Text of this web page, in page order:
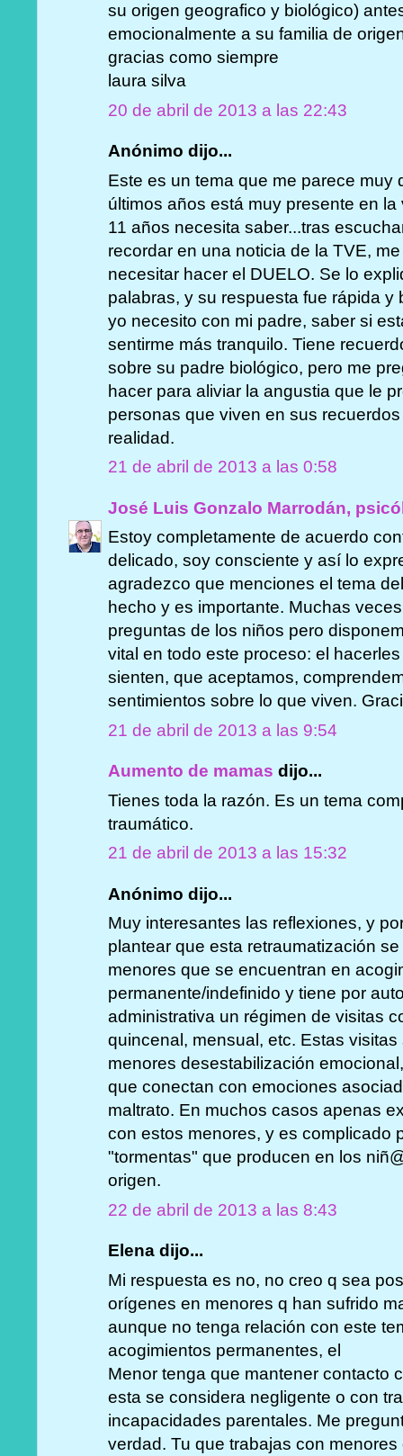
su origen geografico y biológico)
emocionalmente a su familia de
gracias como siempre
laura silva
20 de abril de 2013 a las 22:43
Anónimo dijo...
Este es un tema que me parece muy
últimos años está muy presente en
11 años necesita saber...tras
recordar en una noticia de la TVE,
necesitar hacer el DUELO. Se lo
palabras, y su respuesta fue rápida y
yo necesito con mi padre, saber si
sentirme más tranquilo. Tiene
sobre su padre biológico, pero me
hacer para aliviar la angustia que le
personas que viven en sus
realidad.
21 de abril de 2013 a las 0:58
José Luis Gonzalo Marrodán,
Estoy completamente de acuerdo
delicado, soy consciente y así lo
agradezco que menciones el tema
hecho y es importante. Muchas
preguntas de los niños pero
vital en todo este proceso: el
sienten, que aceptamos,
sentimientos sobre lo que viven.
21 de abril de 2013 a las 9:54
Aumento de mamas dijo...
Tienes toda la razón. Es un tema
traumático.
21 de abril de 2013 a las 15:32
Anónimo dijo...
Muy interesantes las reflexiones, y
plantear que esta retraumatización
menores que se encuentran en
permanente/indefinido y tiene por
administrativa un régimen de visitas
quincenal, mensual, etc. Estas
menores desestabilización
que conectan con emociones
maltrato. En muchos casos apenas
con estos menores, y es complicado
"tormentas" que producen en los
origen.
22 de abril de 2013 a las 8:43
Elena dijo...
Mi respuesta es no, no creo q sea
orígenes en menores q han sufrido
aunque no tenga relación con este
acogimientos permanentes, el
Menor tenga que mantener contacto
esta se considera negligente o con
incapacidades parentales. Me
verdad. Tu que trabajas con